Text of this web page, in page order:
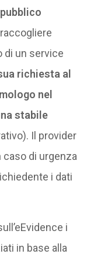
di un service
richiesta al
nel
stabile
Il provider
caso di urgenza
i dati
i
in base alla